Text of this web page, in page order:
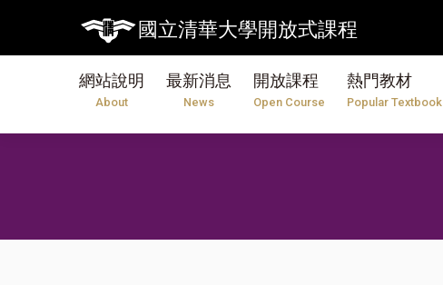
國立清華大學開放式課程
網站說明
About
最新消息
News
開放課程
Open Course
熱門教材
Popular Textbook